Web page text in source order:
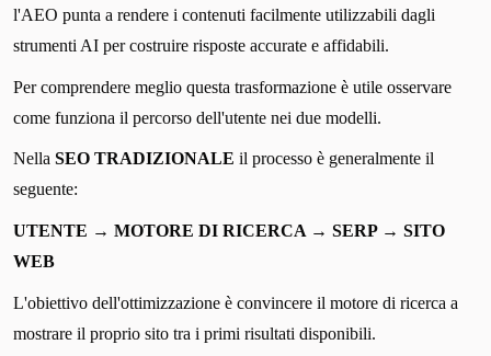
l'AEO punta a rendere i contenuti facilmente utilizzabili dagli
strumenti AI per costruire risposte accurate e affidabili.
Per comprendere meglio questa trasformazione è utile osservare
come funziona il percorso dell'utente nei due modelli.
Nella SEO TRADIZIONALE il processo è generalmente il
seguente:
UTENTE → MOTORE DI RICERCA → SERP → SITO
WEB
L'obiettivo dell'ottimizzazione è convincere il motore di ricerca a
mostrare il proprio sito tra i primi risultati disponibili.